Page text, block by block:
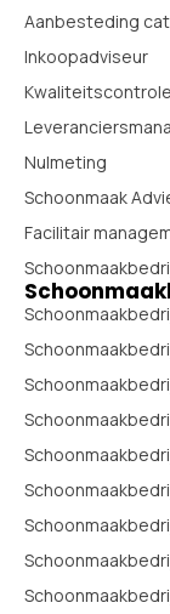
Aanbesteding
Inkoopadviseur
Nulmeting
Schoonmaak
Facilitair